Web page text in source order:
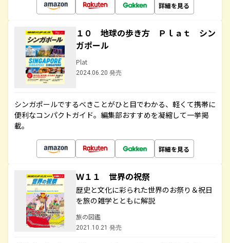
詳細を見る
１０ 地球の歩き方 Ｐｌａｔ シン
ガポール
Plat
2024.06.20 発売
シンガポールでするべきことがひと目でわかる、軽くて携帯に
便利なコンパクトガイド。編集部おすすめを凝縮して一挙掲
載。
詳細を見る
Ｗ１１ 世界の祝祭
歴史と文化に彩られた世界のお祭り＆祝日
を旅の雑学とともに解説
旅の図鑑
2021.10.21 発売